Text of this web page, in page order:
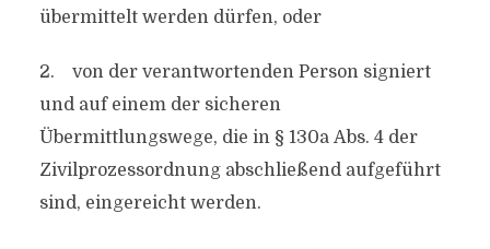
übermittelt werden dürfen, oder
2. von der verantwortenden Person signiert
und auf einem der sicheren
Übermittlungswege, die in § 130a Abs. 4 der
Zivilprozessordnung abschließend aufgeführt
sind, eingereicht werden.